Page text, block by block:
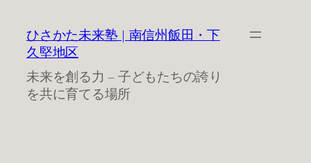
ひさかた未来塾 | 南信州飯田・下
久堅地区
未来を創る力 – 子どもたちの誇り
を共に育てる場所